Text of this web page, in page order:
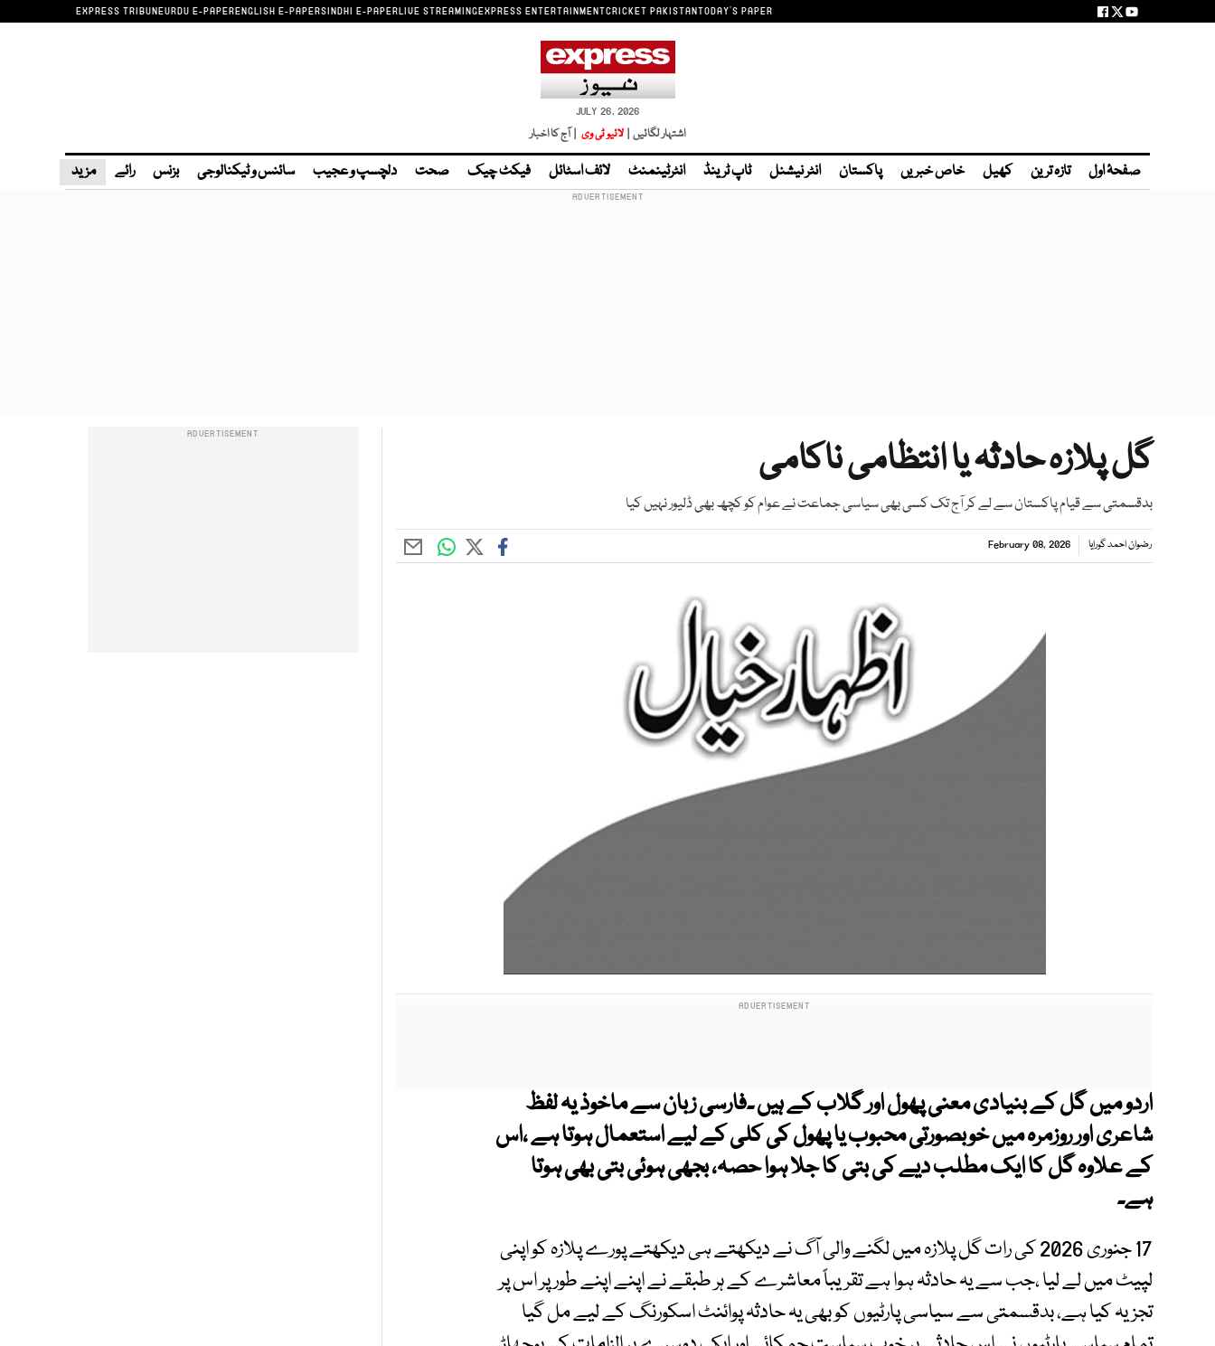
EXPRESS TRIBUNEURDU E-PAPERENGLISH E-PAPERSINDHI E-PAPERLIVE STREAMINGEXPRESS ENTERTAINMENTCRICKET PAKISTANTODAY'S PAPER
JULY 26, 2026
اشتہار لگائیں | لائیو ٹی وی | آج کا اخبار
صفحۂ اول تازہ ترین کھیل خاص خبریں پاکستان انٹر نیشنل ٹاپ ٹرینڈ انٹرٹینمنٹ لائف اسٹائل فیکٹ چیک صحت دلچسپ و عجیب سائنس و ٹیکنالوجی بزنس رائے مزید
گل پلازہ حادثہ یا انتظامی ناکامی
بدقسمتی سے قیام پاکستان سے لے کر آج تک کسی بھی سیاسی جماعت نے عوام کو کچھ بھی ڈلیور نہیں کیا
رضوان احمد گورایا February 08, 2026
اردو میں گل کے بنیادی معنی پھول اور گلاب کے ہیں ۔فارسی زبان سے ماخوذ یہ لفظ
شاعری اور روزمرہ میں خوبصورتی محبوب یا پھول کی کلی کے لیے استعمال ہوتا ہے ،اس
کے علاوہ گل کا ایک مطلب دیے کی بتی کا جلا ہوا حصہ، بجھی ہوئی بتی بھی ہوتا
ہے۔
17 جنوری 2026 کی رات گل پلازہ میں لگنے والی آگ نے دیکھتے ہی دیکھتے پورے پلازہ کو اپنی
لپیٹ میں لے لیا ،جب سے یہ حادثہ ہوا ہے تقریباً معاشرے کے ہر طبقے نے اپنے اپنے طور پر اس پر
تجزیہ کیا ہے، بدقسمتی سے سیاسی پارٹیوں کو بھی یہ حادثہ پوائنٹ اسکورنگ کے لیے مل گیا